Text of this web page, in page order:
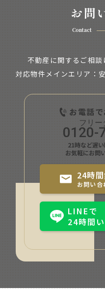
お問
Contact
不動産に関するご相談
対応物件メインエリア：
お電話
0120-
21時など遅
お気軽にお問
24時
お問い
LINEで
24時間